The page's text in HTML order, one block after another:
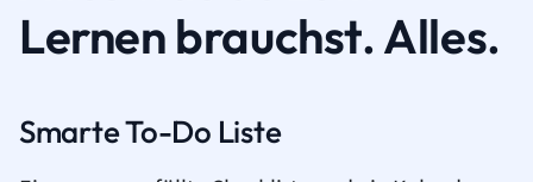
Lernen brauchst. Alles.
Smarte To-Do Liste